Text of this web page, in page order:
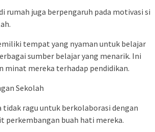
rumah juga berpengaruh pada motivasi si
tempat yang nyaman untuk belajar
sumber belajar yang menarik. Ini
minat mereka terhadap pendidikan.
Sekolah
tidak ragu untuk berkolaborasi dengan
perkembangan buah hati mereka.